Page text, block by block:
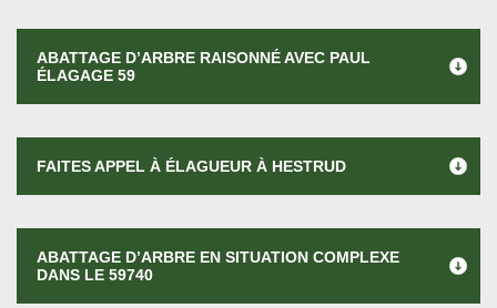
ABATTAGE D’ARBRE RAISONNÉ AVEC PAUL
ÉLAGAGE 59
FAITES APPEL À ÉLAGUEUR À HESTRUD
ABATTAGE D’ARBRE EN SITUATION COMPLEXE
DANS LE 59740